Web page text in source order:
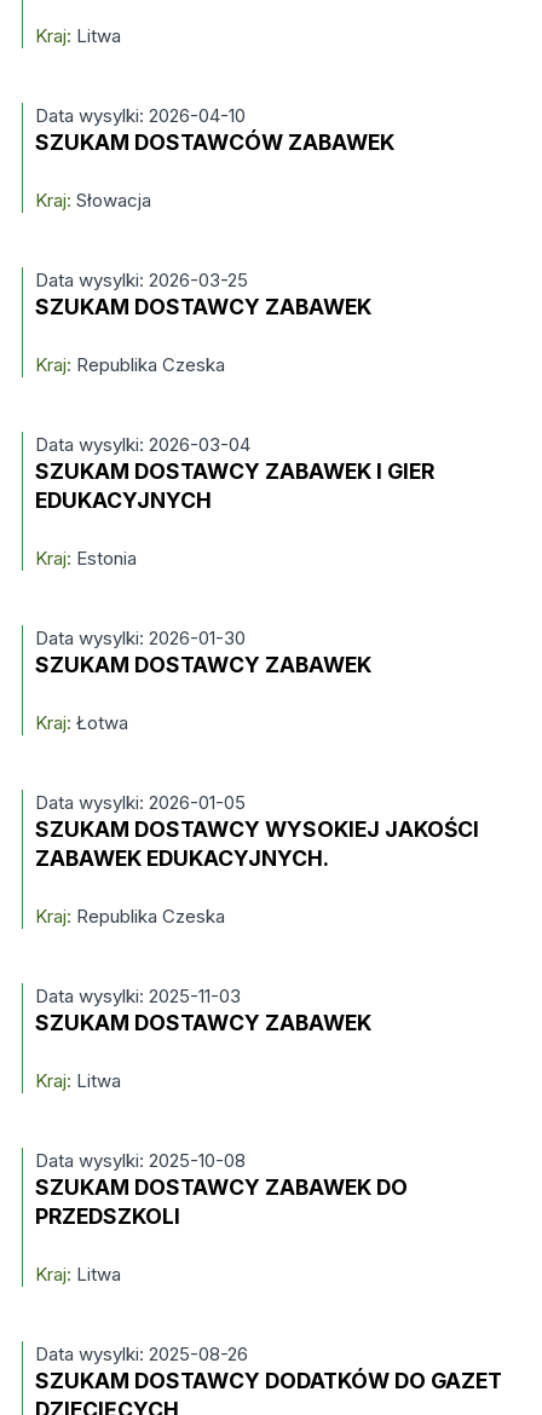
Kraj: Litwa
Data wysylki: 2026-04-10
SZUKAM DOSTAWCÓW ZABAWEK
Kraj: Słowacja
Data wysylki: 2026-03-25
SZUKAM DOSTAWCY ZABAWEK
Kraj: Republika Czeska
Data wysylki: 2026-03-04
SZUKAM DOSTAWCY ZABAWEK I GIER
EDUKACYJNYCH
Kraj: Estonia
Data wysylki: 2026-01-30
SZUKAM DOSTAWCY ZABAWEK
Kraj: Łotwa
Data wysylki: 2026-01-05
SZUKAM DOSTAWCY WYSOKIEJ JAKOŚCI
ZABAWEK EDUKACYJNYCH.
Kraj: Republika Czeska
Data wysylki: 2025-11-03
SZUKAM DOSTAWCY ZABAWEK
Kraj: Litwa
Data wysylki: 2025-10-08
SZUKAM DOSTAWCY ZABAWEK DO
PRZEDSZKOLI
Kraj: Litwa
Data wysylki: 2025-08-26
SZUKAM DOSTAWCY DODATKÓW DO GAZET
DZIECIĘCYCH